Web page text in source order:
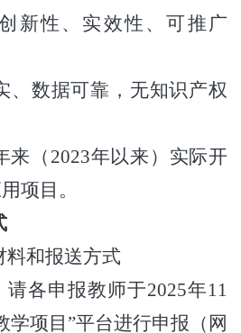
新性、实效性、可推广
、数据可靠，无知识产权
来（ 2023年以来）实际开
项目。
料和报送方式
请各申报教师于2025年11
学项目”平台进行申报（网